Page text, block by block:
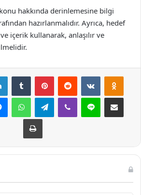
hakkında derinlemesine bilgi
hazırlanmalıdır. Ayrıca, hedef
içerik kullanarak, anlaşılır ve
LinkedInTumblr PinterestReddit VKontakte
MessengerWhatsAppTelegramViber Line E-Posta ile
Yazdır